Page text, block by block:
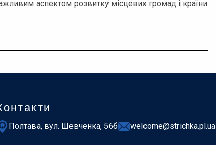
аспектом розвитку місцевих громад і країни
Полтава, вул. Шевченка, 56б welcome@strichka.pl.ua